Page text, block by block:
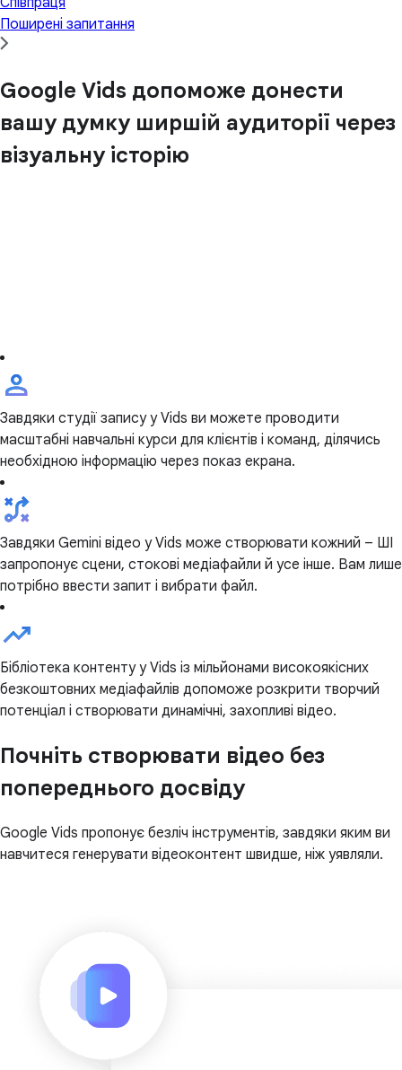
Поширені запитання
Google Vids допоможе донести
вашу думку ширшій аудиторії через
візуальну історію
Завдяки студії запису у Vids ви можете проводити
масштабні навчальні курси для клієнтів і команд, ділячись
необхідною інформацію через показ екрана.
Завдяки Gemini відео у Vids може створювати кожний – ШІ
запропонує сцени, стокові медіафайли й усе інше. Вам лише
потрібно ввести запит і вибрати файл.
Бібліотека контенту у Vids із мільйонами високоякісних
безкоштовних медіафайлів допоможе розкрити творчий
потенціал і створювати динамічні, захопливі відео.
Почніть створювати відео без
попереднього досвіду
Google Vids пропонує безліч інструментів, завдяки яким ви
навчитеся генерувати відеоконтент швидше, ніж уявляли.